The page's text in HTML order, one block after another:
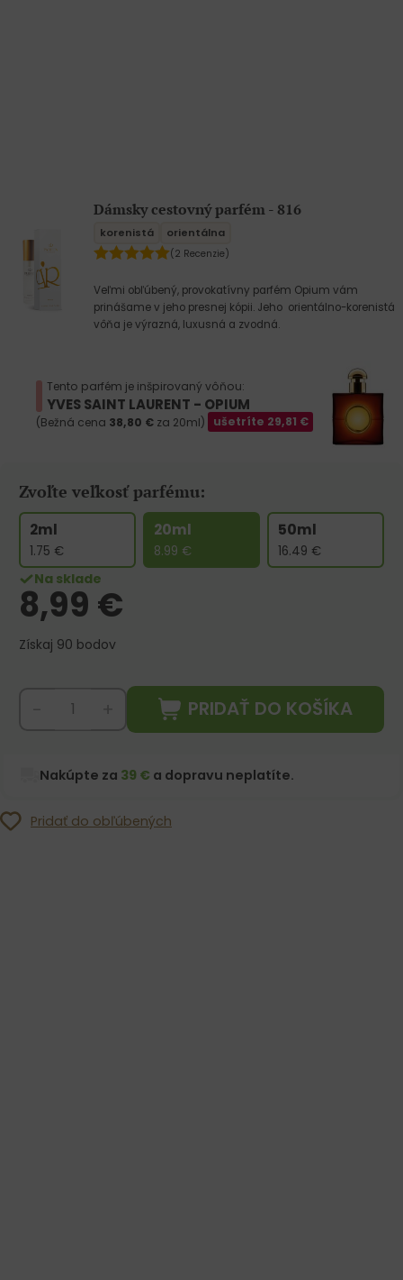
Dámsky cestovný parfém - 816
korenistá orientálna
(2 Recenzie)
Veľmi obľúbený, provokatívny parfém Opium vám
prinášame v jeho presnej kópii. Jeho orientálno-korenistá
vôňa je výrazná, luxusná a zvodná.
Tento parfém je inšpirovaný vôňou:
YVES SAINT LAURENT - OPIUM
(Bežná cena 38,80 € za 20ml) ušetríte 29,81 €
Zvoľte veľkosť parfému:
2ml
1.75 €
20ml
8.99 €
50ml
16.49 €
Na sklade
8,99 €
Získaj 90 bodov
PRIDAŤ DO KOŠÍKA
Nakúpte za 39 € a dopravu neplatíte.
Pridať do obľúbených